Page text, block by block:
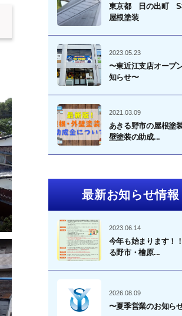
東京都 日の出町
屋根塗装
2023.05.23
〜東近江支店オープ
知らせ〜
2021.03.09
あきる野市の屋根塗
壁塗装の助成...
最新お知らせ情報
2023.06.14
今年も始まります！
る野市・檜原...
2026.08.09
〜夏季営業のお知ら